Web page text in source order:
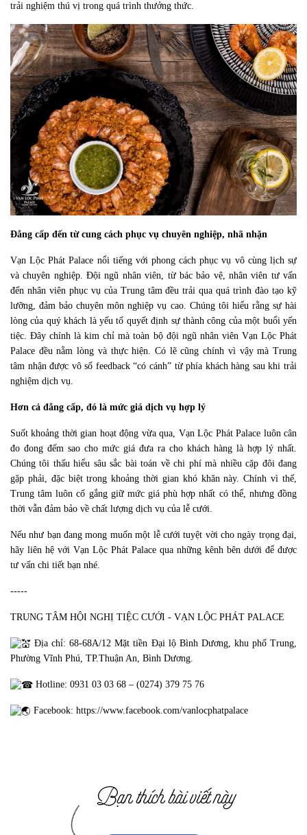
trải nghiệm thú vị trong quá trình thưởng thức.
Đẳng cấp đến từ cung cách phục vụ chuyên nghiệp, nhã nhặn
Vạn Lộc Phát Palace nổi tiếng với phong cách phục vụ vô cùng lịch sự
và chuyên nghiệp. Đội ngũ nhân viên, từ bác bảo vệ, nhân viên tư vấn
đến nhân viên phục vụ của Trung tâm đều trải qua quá trình đào tạo kỹ
lưỡng, đảm bảo chuyên môn nghiệp vụ cao. Chúng tôi hiểu rằng sự hài
lòng của quý khách là yếu tố quyết định sự thành công của một buổi yến
tiệc. Đây chính là kim chỉ mà toàn bộ đội ngũ nhân viên Vạn Lộc Phát
Palace đều nằm lòng và thực hiện. Có lẽ cũng chính vì vậy mà Trung
tâm nhận được vô số feedback “có cánh” từ phía khách hàng sau khi trải
nghiệm dịch vụ.
Hơn cả đẳng cấp, đó là mức giá dịch vụ hợp lý
Suốt khoảng thời gian hoạt động vừa qua, Vạn Lộc Phát Palace luôn cân
đo đong đếm sao cho mức giá đưa ra cho khách hàng là hợp lý nhất.
Chúng tôi thấu hiểu sâu sắc bài toán về chi phí mà nhiều cặp đôi đang
gặp phải, đặc biệt trong khoảng thời gian khó khăn này. Chính vì thế,
Trung tâm luôn cố gắng giữ mức giá phù hợp nhất có thể, nhưng đồng
thời vẫn đảm bảo về chất lượng dịch vụ của lễ cưới.
Nếu như bạn đang mong muốn một lễ cưới tuyệt vời cho ngày trọng đại,
hãy liên hệ với Vạn Lộc Phát Palace qua những kênh bên dưới để được
tư vấn chi tiết bạn nhé.
-----
TRUNG TÂM HỘI NGHỊ TIỆC CƯỚI - VẠN LỘC PHÁT PALACE
Địa chỉ: 68-68A/12 Mặt tiền Đại lộ Bình Dương, khu phố Trung,
Phường Vĩnh Phú, TP.Thuận An, Bình Dương.
Hotline: 0931 03 03 68 – (0274) 379 75 76
Facebook: https://www.facebook.com/vanlocphatpalace